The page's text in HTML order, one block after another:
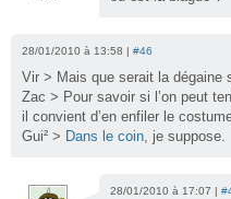
28/01/2010 à 13:58 | #46
Vir > Mais que serait la dégaine
Zac > Pour savoir si l’on peut
il convient d’en enfiler le
Gui² > Dans le coin, je suppose.
28/01/2010 à 17:07 |